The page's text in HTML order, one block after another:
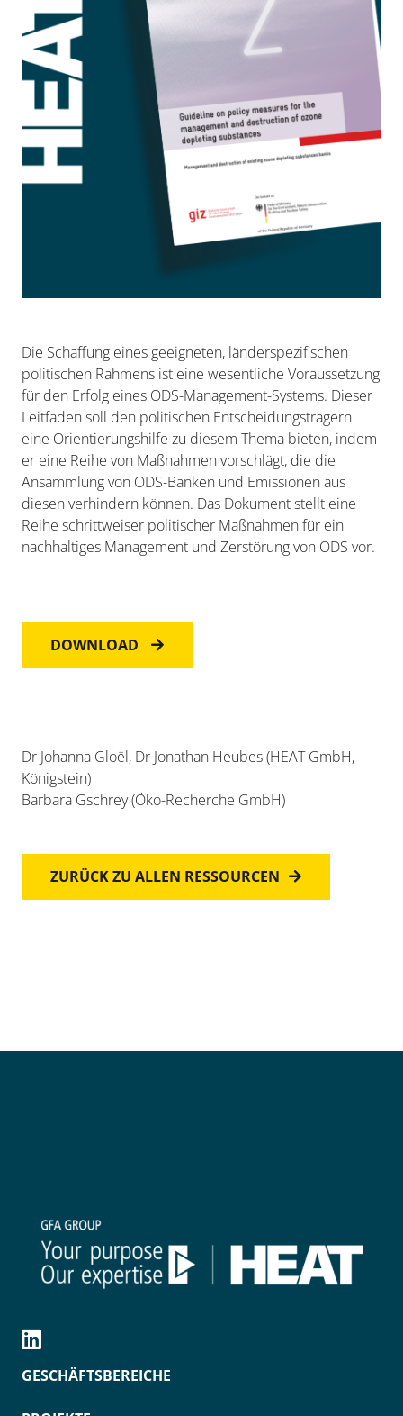
Die Schaffung eines geeigneten, länderspezifischen
politischen Rahmens ist eine wesentliche Voraussetzung
für den Erfolg eines ODS-Management-Systems. Dieser
Leitfaden soll den politischen Entscheidungsträgern
eine Orientierungshilfe zu diesem Thema bieten, indem
er eine Reihe von Maßnahmen vorschlägt, die die
Ansammlung von ODS-Banken und Emissionen aus
diesen verhindern können. Das Dokument stellt eine
Reihe schrittweiser politischer Maßnahmen für ein
nachhaltiges Management und Zerstörung von ODS vor.
DOWNLOAD
Dr Johanna Gloël, Dr Jonathan Heubes (HEAT GmbH,
Königstein)
Barbara Gschrey (Öko-Recherche GmbH)
ZURÜCK ZU ALLEN RESSOURCEN
GESCHÄFTSBEREICHE